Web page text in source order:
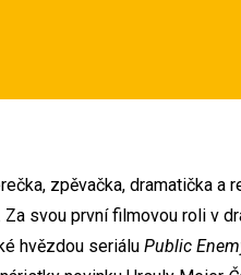
zpěvačka, dramatička a
Za svou první filmovou roli v
hvězdou seriálu Public